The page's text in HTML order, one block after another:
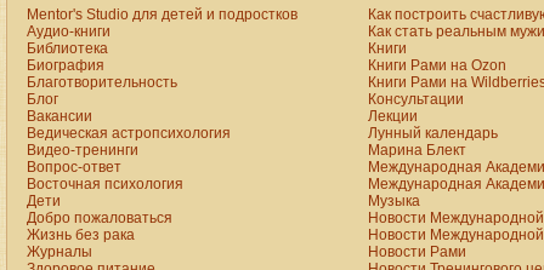
Mentor's Studio для детей и подростков
Аудио-книги
Библиотека
Биография
Благотворительность
Блог
Вакансии
Ведическая астропсихология
Видео-тренинги
Вопрос-ответ
Восточная психология
Дети
Добро пожаловаться
Жизнь без рака
Журналы
Как построить
Как стать реальным
Книги
Книги Рами на Ozon
Книги Рами на
Консультации
Лекции
Лунный календарь
Марина Блект
Международная
Международная
Музыка
Новости
Новости
Новости Рами